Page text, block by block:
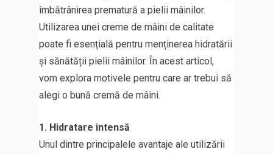
îmbătrânirea prematură a pielii mâinilor.
Utilizarea unei creme de mâini de calitate
poate fi esențială pentru menținerea hidratării
și sănătății pielii mâinilor. În acest articol,
vom explora motivele pentru care ar trebui să
alegi o bună cremă de mâini.
1. Hidratare intensă
Unul dintre principalele avantaje ale utilizării